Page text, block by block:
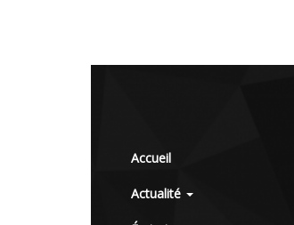
Accueil
Actualité